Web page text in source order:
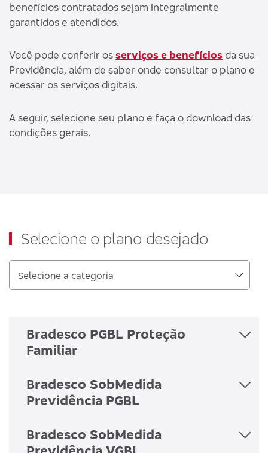
benefícios contratados sejam integralmente
garantidos e atendidos.
Você pode conferir osserviços e benefícios da sua
Previdência, além de saber onde consultar o plano e
acessar os serviços digitais.
A seguir, selecione seu plano e faça o download das
condições gerais.
Selecione o plano desejado
Bradesco PGBL Proteção
Familiar
Bradesco SobMedida
Previdência PGBL
Bradesco SobMedida